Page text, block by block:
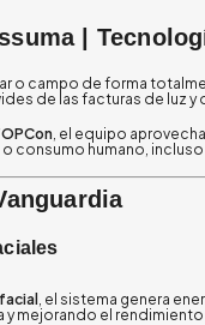
|
o campo de forma
de las facturas de luz
, el equipo
consumo humano,
, el sistema genera
mejorando el